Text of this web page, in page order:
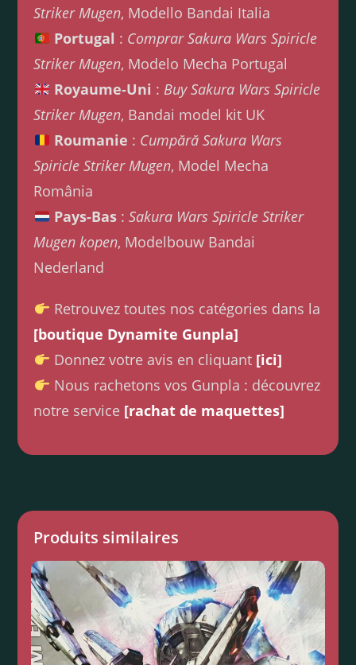
Striker Mugen, Modello Bandai Italia
Portugal : Comprar Sakura Wars Spiricle
Striker Mugen, Modelo Mecha Portugal
Royaume-Uni : Buy Sakura Wars Spiricle
Striker Mugen, Bandai model kit UK
Roumanie : Cumpără Sakura Wars
Spiricle Striker Mugen, Model Mecha
România
Pays-Bas: Sakura Wars Spiricle Striker
Mugen kopen, Modelbouw Bandai
Nederland
Retrouvez toutes nos catégories dans la
[boutique Dynamite Gunpla]
Donnez votre avis en cliquant [ici]
Nous rachetons vos Gunpla : découvrez
notre service [rachat de maquettes]
Produits similaires